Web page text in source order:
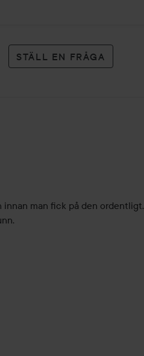
STÄLL EN FRÅGA
veckor
man fick på den ordentligt.